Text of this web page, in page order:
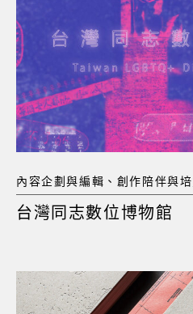
內容企劃與編輯、創作陪伴與
台灣同志數位博物館